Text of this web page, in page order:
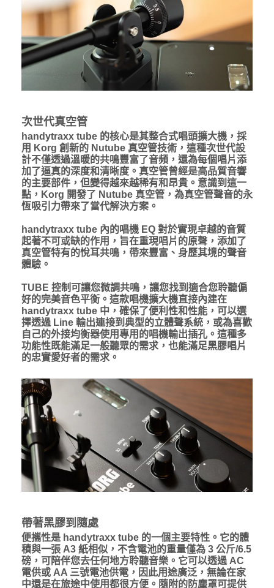
次世代真空管
handytraxx tube 的核心是其整合式唱頭擴大機，採
用 Korg 創新的 Nutube 真空管技術，這種次世代設
計不僅透過溫暖的共鳴豐富了音頻，還為每個唱片添
加了逼真的深度和清晰度。真空管曾經是高品質音響
的主要部件，但變得越來越稀有和昂貴。意識到這一
點，Korg 開發了 Nutube 真空管，為真空管聲音的永
恆吸引力帶來了當代解決方案。
handytraxx tube 內的唱機 EQ 對於實現卓越的音質
起著不可或缺的作用，旨在重現唱片的原聲，添加了
真空管特有的悅耳共鳴，帶來豐富、身歷其境的聲音
體驗。
TUBE 控制可讓您微調共鳴，讓您找到適合您聆聽偏
好的完美音色平衡。這款唱機擴大機直接內建在
handytraxx tube 中，確保了便利性和性能，可以選
擇透過 Line 輸出連接到典型的立體聲系統，或為喜歡
自己的外接均衡器使用專用的唱機輸出插孔。這種多
功能性既能滿足一般聽眾的需求，也能滿足黑膠唱片
的忠實愛好者的需求。
帶著黑膠到隨處
便攜性是 handytraxx tube 的一個主要特性。它的體
積與一張 A3 紙相似，不含電池的重量僅為 3 公斤/6.5
磅，可陪伴您去任何地方聆聽音樂。它可以透過 AC
電供或 AA 三號電池供電，因此用途廣泛，無論在家
中還是在旅途中使用都很方便。隨附的防塵罩可提供